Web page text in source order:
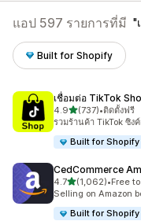
แอป 597 รายการที่มี
Built for Shopify
เชื่อมต่อ TikTok
4.9เต็ม 5 ดาว
(737)
ทั้งหมด 737 รีวิว
•ติดตั้งฟรี
รวมร้านค้า TikTok ซิ
Built for Shopify
CedCommerce
4.7เต็ม 5 ดาว
(1,062)
ทั้งหมด 1062 รีวิว
•Free
Selling on Amazon
Built for Shopify